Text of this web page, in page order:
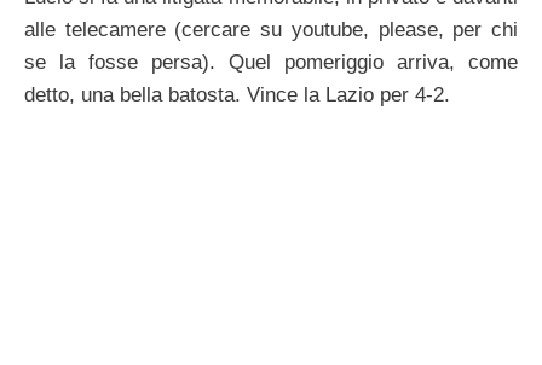
alle telecamere (cercare su youtube, please, per chi
se la fosse persa). Quel pomeriggio arriva, come
detto, una bella batosta. Vince la Lazio per 4-2.